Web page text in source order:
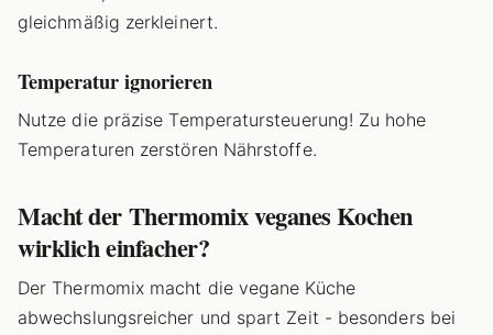
gleichmäßig zerkleinert.
Temperatur ignorieren
Nutze die präzise Temperatursteuerung! Zu hohe
Temperaturen zerstören Nährstoffe.
Macht der Thermomix veganes Kochen
wirklich einfacher?
Der Thermomix macht die vegane Küche
abwechslungsreicher und spart Zeit - besonders bei